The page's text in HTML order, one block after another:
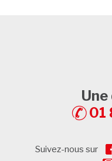
01
Suivez-nous sur